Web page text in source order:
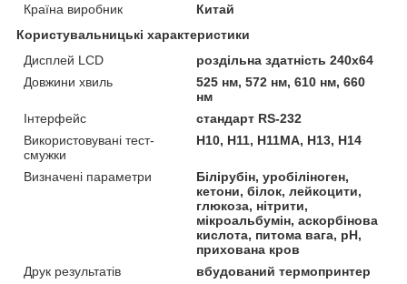
Країна виробник
Китай
Користувальницькі характеристики
Дисплей LCD
роздільна здатність 240х64
Довжини хвиль
525 нм, 572 нм, 610 нм, 660
нм
Інтерфейс
стандарт RS-232
Використовувані тест-
смужки
H10, H11, H11MA, H13, H14
Визначені параметри
Білірубін, уробіліноген,
кетони, білок, лейкоцити,
глюкоза, нітрити,
мікроальбумін, аскорбінова
кислота, питома вага, pH,
прихована кров
Друк результатів
вбудований термопринтер